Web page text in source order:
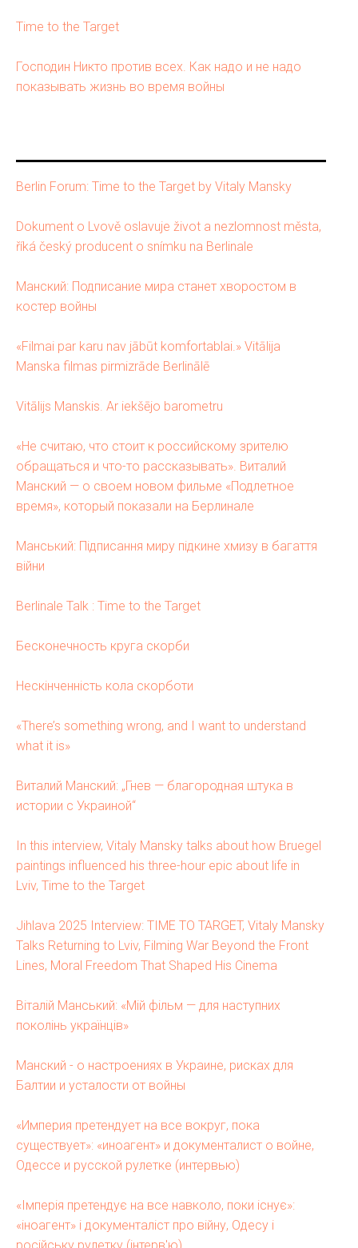
Time to the Target
Господин Никто против всех. Как надо и не надо
показывать жизнь во время войны
Berlin Forum: Time to the Target by Vitaly Mansky
Dokument o Lvově oslavuje život a nezlomnost města,
říká český producent o snímku na Berlinale
Манский: Подписание мира станет хворостом в
костер войны
«Filmai par karu nav jābūt komfortablai.» Vitālija
Manska filmas pirmizrāde Berlinālē
Vitālijs Manskis. Ar iekšējo barometru
«Не считаю, что стоит к российскому зрителю
обращаться и что-то рассказывать». Виталий
Манский — о своем новом фильме «Подлетное
время», который показали на Берлинале
Манський: Підписання миру підкине хмизу в багаття
війни
Berlinale Talk : Time to the Target
Бесконечность круга скорби
Нескінченність кола скорботи
«There’s something wrong, and I want to understand
what it is»
Виталий Манский: „Гнев — благородная штука в
истории с Украиной“
In this interview, Vitaly Mansky talks about how Bruegel
paintings influenced his three-hour epic about life in
Lviv, Time to the Target
Jihlava 2025 Interview: TIME TO TARGET, Vitaly Mansky
Talks Returning to Lviv, Filming War Beyond the Front
Lines, Moral Freedom That Shaped His Cinema
Віталій Манський: «Мій фільм — для наступних
поколінь українців»
Манский - о настроениях в Украине, рисках для
Балтии и усталости от войны
«Империя претендует на все вокруг, пока
существует»: «иноагент» и документалист о войне,
Одессе и русской рулетке (интервью)
«Імперія претендує на все навколо, поки існує»:
«іноагент» і документаліст про війну, Одесу і
російську рулетку (інтерв'ю)